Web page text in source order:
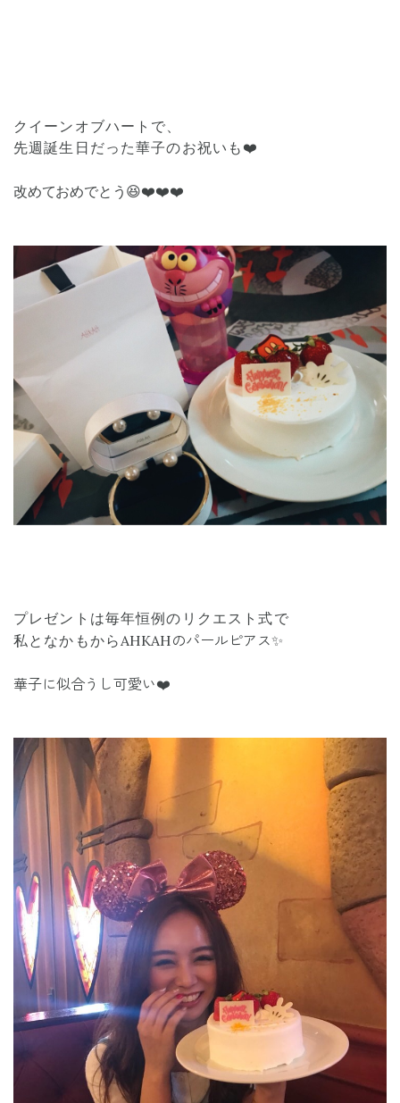
クイーンオブハートで、
先週誕生日だった華子のお祝いも❤️
改めておめでとう😆❤️❤️❤️
プレゼントは毎年恒例のリクエスト式で
私となかもからAHKAHのパールピアス✨
華子に似合うし可愛い❤️